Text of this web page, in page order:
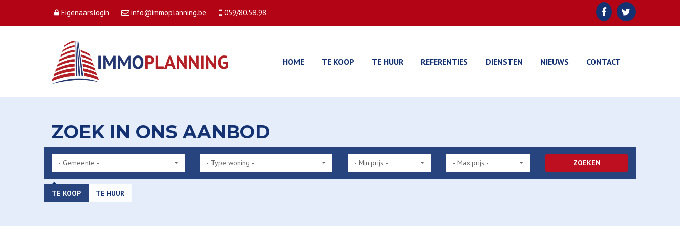
Eigenaarslogin info@immoplanning.be 059/80.58.98
HOME TE KOOP TE HUUR REFERENTIES DIENSTEN NIEUWS CONTACT
ZOEK IN ONS AANBOD
- Gemeente - - Type woning - - Min.prijs - - Max.prijs - ZOEKEN
TE KOOP TE HUUR